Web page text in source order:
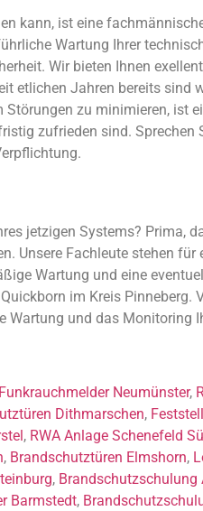
kann, ist eine
Wartung Ihrer
Wir bieten Ihnen
etlichen Jahren bereits sind
zu minimieren, ist
zufrieden sind. Sprechen
jetzigen Systems? Prima,
Unsere Fachleute stehen
Wartung und eine
im Kreis Pinneberg.
Wartung und das Monitoring
Funkrauchmelder Neumünster,
Dithmarschen,
, RWA Anlage Schenefeld
, Brandschutztüren Elmshorn,
, Brandschutzschulung
Barmstedt,